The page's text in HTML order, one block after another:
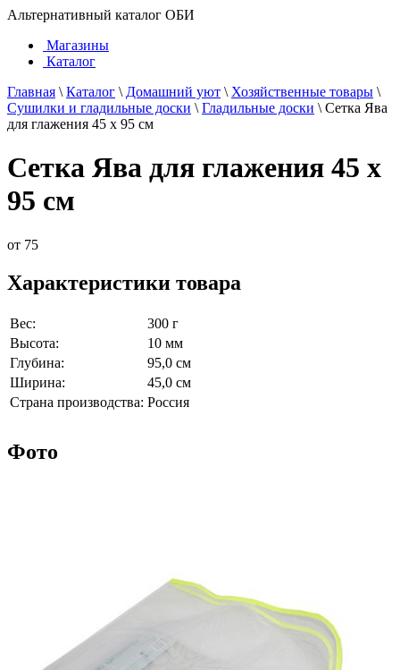
Альтернативный каталог ОБИ
Магазины
Каталог
Главная \ Каталог \ Домашний уют \ Хозяйственные товары \
Сушилки и гладильные доски \ Гладильные доски \ Сетка Ява
для глажения 45 х 95 см
Сетка Ява для глажения 45 х
95 см
от 75
Характеристики товара
Вес:
300 г
Высота:
10 мм
Глубина:
95,0 см
Ширина:
45,0 см
Страна производства: Россия
Фото